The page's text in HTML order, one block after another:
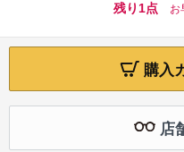
残り1点 お
購入
店